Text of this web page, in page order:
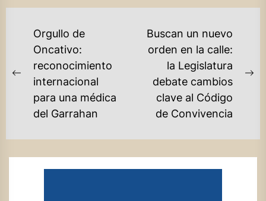
NAVEGACIÓN
ENTRADAS
Previous
post:
Orgullo de
Oncativo:
reconocimiento
internacional
para una médica
del Garrahan
Buscan un nuevo
orden en la calle:
la Legislatura
debate cambios
clave al Código
de Convivencia